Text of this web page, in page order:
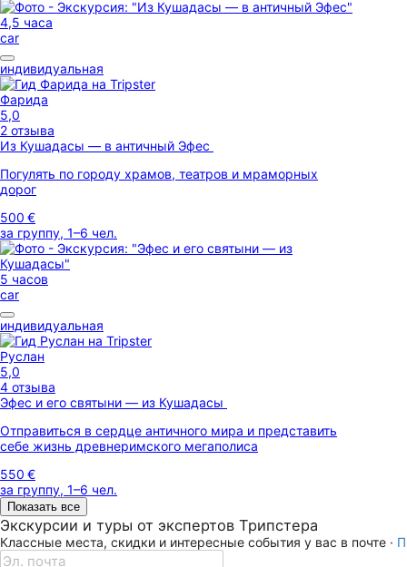
4,5 часа
car
индивидуальная
Фарида
5,0
2 отзыва
Из Кушадасы — в античный Эфес
Погулять по городу храмов, театров и мраморных
дорог
500 €
за группу, 1–6 чел.
5 часов
car
индивидуальная
Руслан
5,0
4 отзыва
Эфес и его святыни — из Кушадасы
Отправиться в сердце античного мира и представить
себе жизнь древнеримского мегаполиса
550 €
за группу, 1–6 чел.
Показать все
Экскурсии и туры от экспертов Трипстера
Классные места, скидки и интересные события у вас в почте ·